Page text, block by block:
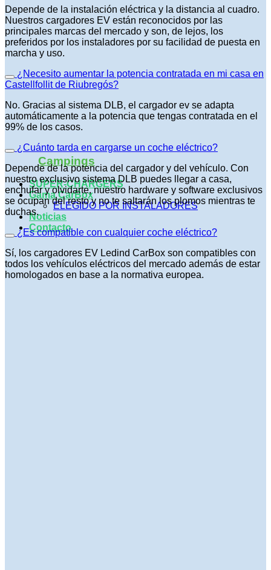
Campings
SUPER-CHARGERS
Gama CarBox
ELEGIDO POR INSTALADORES
Noticias
Contacto
Depende de la instalación eléctrica y la distancia al cuadro.
Nuestros cargadores EV están reconocidos por las
principales marcas del mercado y son, de lejos, los
preferidos por los instaladores por su facilidad de puesta en
marcha y uso.
¿Necesito aumentar la potencia contratada en mi casa en
Castellfollit de Riubregós?
No. Gracias al sistema DLB, el cargador ev se adapta
automáticamente a la potencia que tengas contratada en el
99% de los casos.
¿Cuánto tarda en cargarse un coche eléctrico?
Depende de la potencia del cargador y del vehículo. Con
nuestro exclusivo sistema DLB puedes llegar a casa,
enchufar y olvidarte, nuestro hardware y software exclusivos
se ocupan del resto y no te saltarán los plomos mientras te
duchas.
¿Es compatible con cualquier coche eléctrico?
Sí, los cargadores EV Ledind CarBox son compatibles con
todos los vehículos eléctricos del mercado además de estar
homologados en base a la normativa europea.